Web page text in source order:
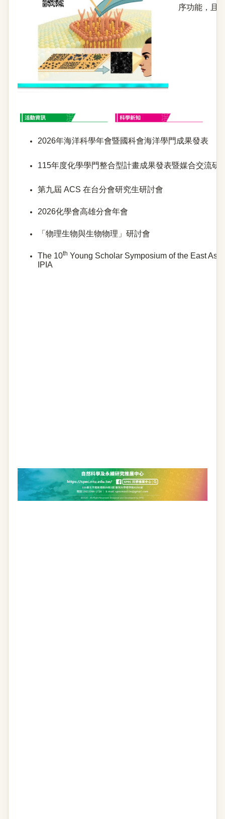
序功能，且
2026年海洋科學年會暨國科會海洋學門成果發表
115年度化學學門整合型計畫成果發表暨媒合交流研
第九屆 ACS 在台分會研究生研討會
2026化學會高雄分會年會
「物理生物與生物物理」研討會
The 10th Young Scholar Symposium of the East
IPIA